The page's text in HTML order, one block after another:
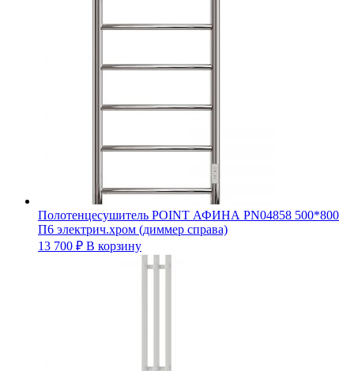
Полотенцесушитель POINT АФИНА PN04858 500*800
П6 электрич.хром (диммер справа)
13 700 ₽ В корзину